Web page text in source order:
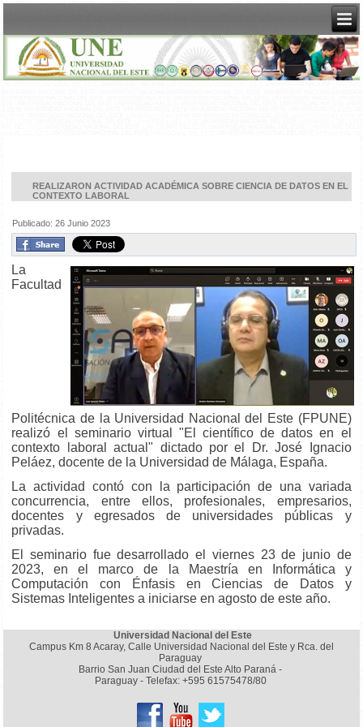
REALIZARON ACTIVIDAD ACADÉMICA SOBRE CIENCIA DE DATOS EN EL
CONTEXTO LABORAL
Publicado: 26 Junio 2023
La
Facultad
Politécnica de la Universidad Nacional del Este (FPUNE)
realizó el seminario virtual "El científico de datos en el
contexto laboral actual" dictado por el Dr. José Ignacio
Peláez, docente de la Universidad de Málaga, España.
La actividad contó con la participación de una variada
concurrencia, entre ellos, profesionales, empresarios,
docentes y egresados de universidades públicas y
privadas.
El seminario fue desarrollado el viernes 23 de junio de
2023, en el marco de la Maestría en Informática y
Computación con Énfasis en Ciencias de Datos y
Sistemas Inteligentes a iniciarse en agosto de este año.
Universidad Nacional del Este
Campus Km 8 Acaray, Calle Universidad Nacional del Este y Rca. del
Paraguay
Barrio San Juan Ciudad del Este Alto Paraná -
Paraguay - Telefax: +595 61575478/80